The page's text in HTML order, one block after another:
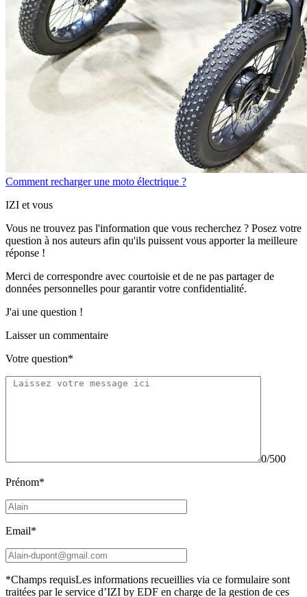
Comment recharger une moto électrique ?
IZI et vous
Vous ne trouvez pas l'information que vous recherchez ? Posez votre
question à nos auteurs afin qu'ils puissent vous apporterla meilleure
réponse !
Merci de correspondre avec courtoisie et de ne pas partagerde
données personnelles pour garantir votre confidentialité.
J'ai une question !
Laisser un commentaire
Votre question*
0/500
Prénom*
Email*
*Champs requisLes informations recueillies via ce formulaire sont
traitées par le service d’IZI by EDF en charge de la gestion de ces